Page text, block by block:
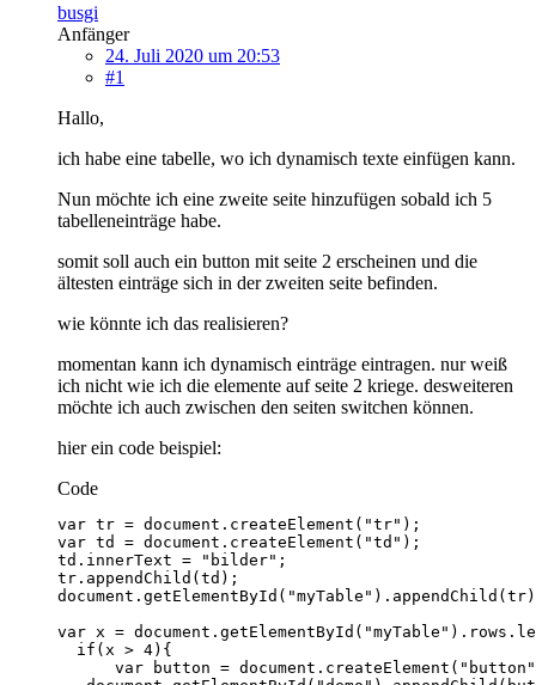
busgi
Anfänger
24. Juli 2020 um 20:53
#1
Hallo,
ich habe eine tabelle, wo ich dynamisch texte einfügen kann.
Nun möchte ich eine zweite seite hinzufügen sobald ich 5
tabelleneinträge habe.
somit soll auch ein button mit seite 2 erscheinen und die
ältesten einträge sich in der zweiten seite befinden.
wie könnte ich das realisieren?
momentan kann ich dynamisch einträge eintragen. nur weiß
ich nicht wie ich die elemente auf seite 2 kriege. desweiteren
möchte ich auch zwischen den seiten switchen können.
hier ein code beispiel:
Code